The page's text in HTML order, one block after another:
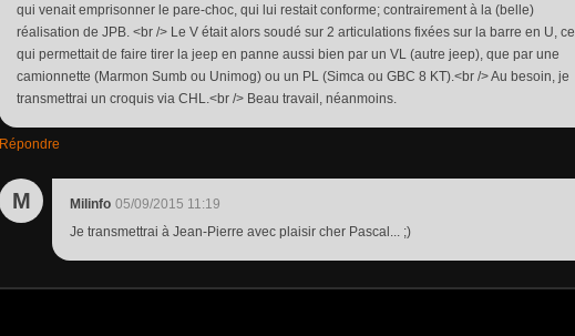
qui venait emprisonner le pare-choc, qui lui restait conforme; contrairement à la (belle)
réalisation de JPB. <br /> Le V était alors soudé sur 2 articulations fixées sur la barre en U, ce
qui permettait de faire tirer la jeep en panne aussi bien par un VL (autre jeep), que par une
camionnette (Marmon Sumb ou Unimog) ou un PL (Simca ou GBC 8 KT).<br /> Au besoin, je
transmettrai un croquis via CHL.<br /> Beau travail, néanmoins.
Répondre
M Milinfo 05/09/2015 11:19
Je transmettrai à Jean-Pierre avec plaisir cher Pascal... ;)